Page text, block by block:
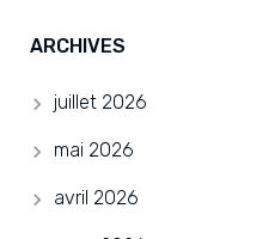
ARCHIVES
juillet 2026
mai 2026
avril 2026